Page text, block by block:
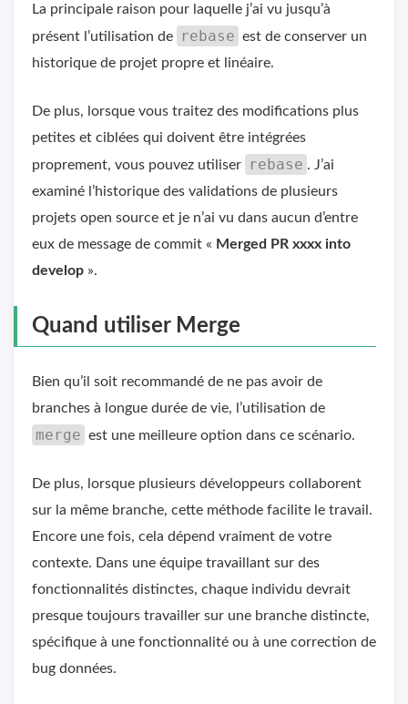
La principale raison pour laquelle j’ai vu jusqu’à
présent l’utilisation de
rebase est de conserver un
historique de projet propre et linéaire.
De plus, lorsque vous traitez des modifications plus
petites et ciblées qui doivent être intégrées
proprement, vous pouvez utiliser
rebase . J’ai
examiné l’historique des validations de plusieurs
projets open source et je n’ai vu dans aucun d’entre
eux de message de commit « Merged PR xxxx into
develop ».
Quand utiliser Merge
Bien qu’il soit recommandé de ne pas avoir de
branches à longue durée de vie, l’utilisation de
merge est une meilleure option dans ce scénario.
De plus, lorsque plusieurs développeurs collaborent
sur la même branche, cette méthode facilite le travail.
Encore une fois, cela dépend vraiment de votre
contexte. Dans une équipe travaillant sur des
fonctionnalités distinctes, chaque individu devrait
presque toujours travailler sur une branche distincte,
spécifique à une fonctionnalité ou à une correction de
bug données.